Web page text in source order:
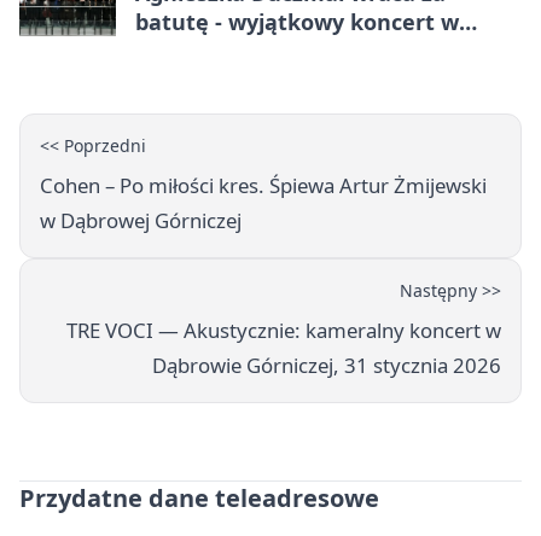
batutę - wyjątkowy koncert w
<< Poprzedni
Cohen – Po miłości kres. Śpiewa Artur Żmijewski
w Dąbrowej Górniczej
Następny >>
TRE VOCI — Akustycznie: kameralny koncert w
Dąbrowie Górniczej, 31 stycznia 2026
Przydatne dane teleadresowe